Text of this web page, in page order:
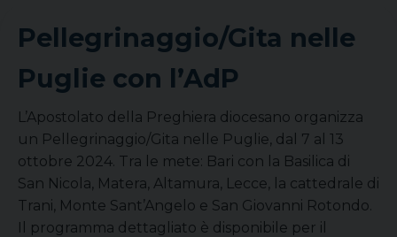
Pellegrinaggio/Gita nelle
Puglie con l’AdP
L’Apostolato della Preghiera diocesano organizza
un Pellegrinaggio/Gita nelle Puglie, dal 7 al 13
ottobre 2024. Tra le mete: Bari con la Basilica di
San Nicola, Matera, Altamura, Lecce, la cattedrale di
Trani, Monte Sant’Angelo e San Giovanni Rotondo.
Il programma dettagliato è disponibile per il